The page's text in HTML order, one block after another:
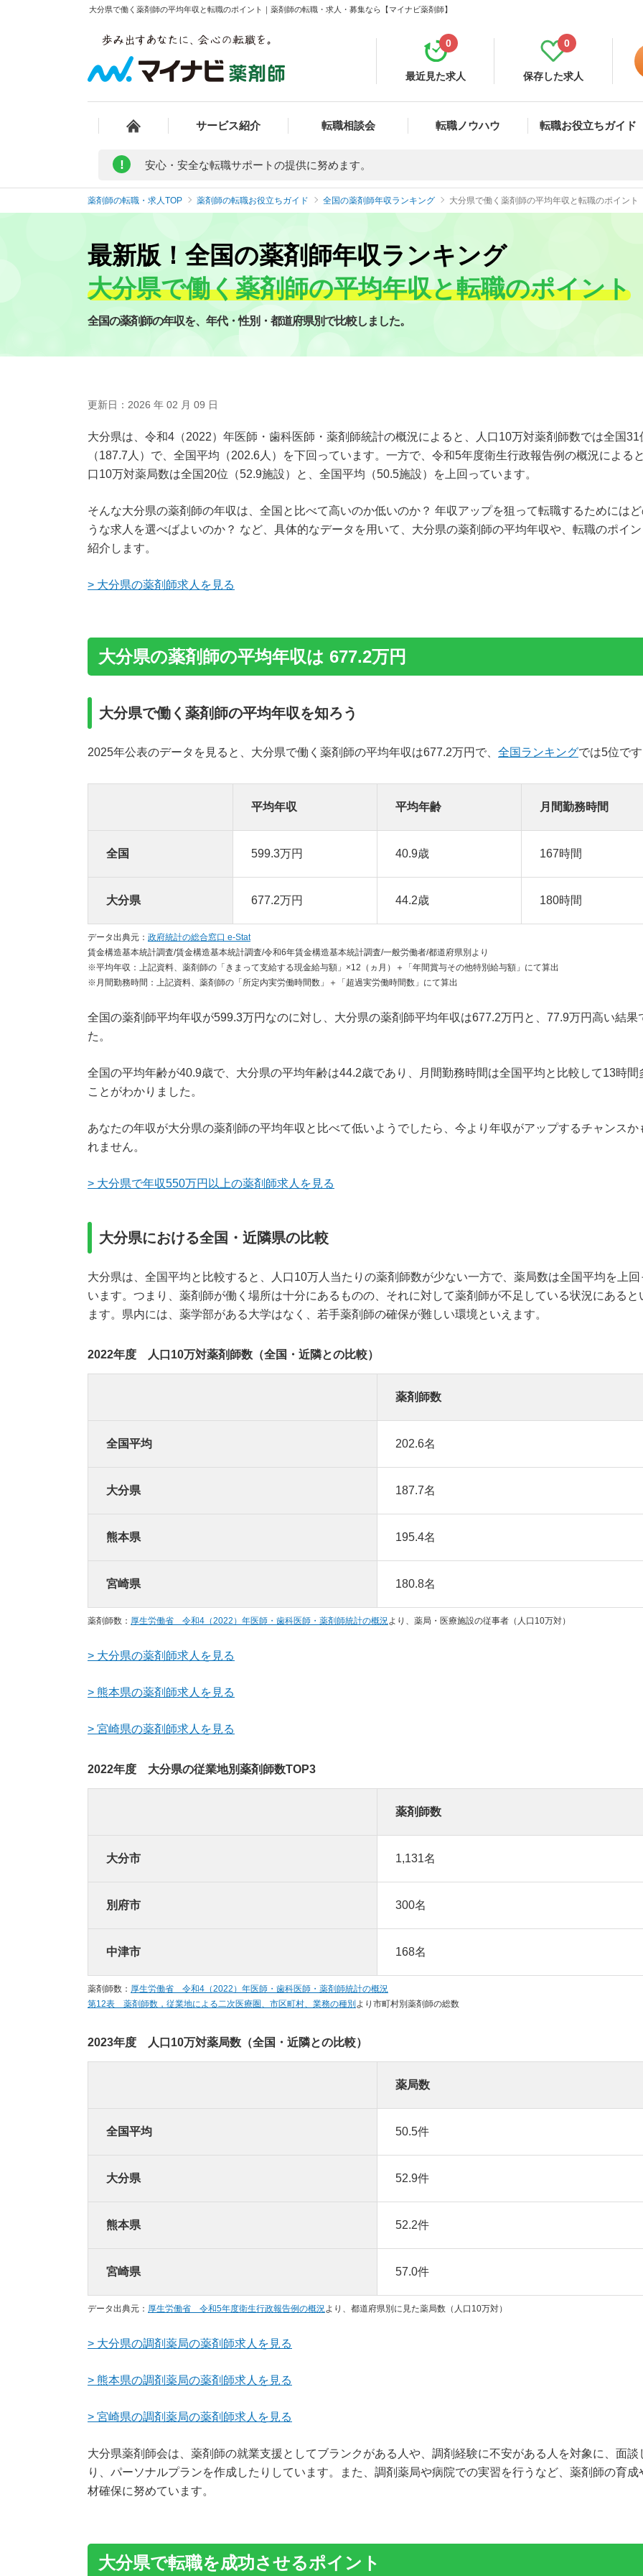
大分県で働く薬剤師の平均年収と転職のポイント｜薬剤師の転職・求人・募集なら【マイナビ薬剤師】
最近見た求人
0
保存した求人
0
サービス紹介 転職相談会 転職ノウハウ 転職お役立ちガイド
! 安心・安全な転職サポートの提供に努めます。
薬剤師の転職・求人TOP 薬剤師の転職お役立ちガイド 全国の薬剤師年収ランキング 大分県で働く薬剤師の平均年収と転職のポイント
最新版！全国の薬剤師年収ランキング
大分県で働く薬剤師の平均年収と転職のポイント
全国の薬剤師の年収を、年代・性別・都道府県別で比較しました。
更新日：2026 年 02 月 09 日
大分県は、令和4（2022）年医師・歯科医師・薬剤師統計の概況によると、人口10万対薬剤師数では全国31
（187.7人）で、全国平均（202.6人）を下回っています。一方で、令和5年度衛生行政報告例の概況による
口10万対薬局数は全国20位（52.9施設）と、全国平均（50.5施設）を上回っています。
そんな大分県の薬剤師の年収は、全国と比べて高いのか低いのか？ 年収アップを狙って転職するためには
うな求人を選べばよいのか？ など、具体的なデータを用いて、大分県の薬剤師の平均年収や、転職のポイ
紹介します。
> 大分県の薬剤師求人を見る
大分県の薬剤師の平均年収は 677.2万円
大分県で働く薬剤師の平均年収を知ろう
2025年公表のデータを見ると、大分県で働く薬剤師の平均年収は677.2万円で、 全国ランキングでは5位で
平均年収 平均年齢 月間勤務時間
全国 599.3万円 40.9歳 167時間
大分県 677.2万円 44.2歳 180時間
データ出典元： 政府統計の総合窓口 e-Stat
賃金構造基本統計調査/賃金構造基本統計調査/令和6年賃金構造基本統計調査/一般労働者/都道府県別より
※平均年収：上記資料、薬剤師の「きまって支給する現金給与額」×12（ヵ月）＋「年間賞与その他特別給与額」にて算出
※月間勤務時間：上記資料、薬剤師の「所定内実労働時間数」＋「超過実労働時間数」にて算出
全国の薬剤師平均年収が599.3万円なのに対し、大分県の薬剤師平均年収は677.2万円と、77.9万円高い結果
た。
全国の平均年齢が40.9歳で、大分県の平均年齢は44.2歳であり、月間勤務時間は全国平均と比較して13時間
ことがわかりました。
あなたの年収が大分県の薬剤師の平均年収と比べて低いようでしたら、今より年収がアップするチャンスか
れません。
> 大分県で年収550万円以上の薬剤師求人を見る
大分県における全国・近隣県の比較
大分県は、全国平均と比較すると、人口10万人当たりの薬剤師数が少ない一方で、薬局数は全国平均を上回
います。つまり、薬剤師が働く場所は十分にあるものの、それに対して薬剤師が不足している状況にあると
ます。県内には、薬学部がある大学はなく、若手薬剤師の確保が難しい環境といえます。
2022年度 人口10万対薬剤師数（全国・近隣との比較）
薬剤師数
全国平均 202.6名
大分県 187.7名
熊本県 195.4名
宮崎県 180.8名
薬剤師数： 厚生労働省 令和4（2022）年医師・歯科医師・薬剤師統計の概況より、薬局・医療施設の従事者（人口10万対）
> 大分県の薬剤師求人を見る
> 熊本県の薬剤師求人を見る
> 宮崎県の薬剤師求人を見る
2022年度 大分県の従業地別薬剤師数TOP3
薬剤師数
大分市 1,131名
別府市 300名
中津市 168名
薬剤師数： 厚生労働省 令和4（2022）年医師・歯科医師・薬剤師統計の概況
第12表 薬剤師数，従業地による二次医療圏、市区町村、業務の種別 より市町村別薬剤師の総数
2023年度 人口10万対薬局数（全国・近隣との比較）
薬局数
全国平均 50.5件
大分県 52.9件
熊本県 52.2件
宮崎県 57.0件
データ出典元： 厚生労働省 令和5年度衛生行政報告例の概況より、都道府県別に見た薬局数（人口10万対）
> 大分県の調剤薬局の薬剤師求人を見る
> 熊本県の調剤薬局の薬剤師求人を見る
> 宮崎県の調剤薬局の薬剤師求人を見る
大分県薬剤師会は、薬剤師の就業支援としてブランクがある人や、調剤経験に不安がある人を対象に、面談
り、パーソナルプランを作成したりしています。また、調剤薬局や病院での実習を行うなど、薬剤師の育成
材確保に努めています。
大分県で転職を成功させるポイント